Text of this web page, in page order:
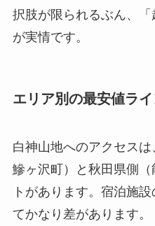
択肢が限られるぶん、
が実情です。
エリア別の最安値ライ
白神山地へのアクセスは
鰺ヶ沢町）と秋田県側
トがあります。宿泊施
てかなり差があります。